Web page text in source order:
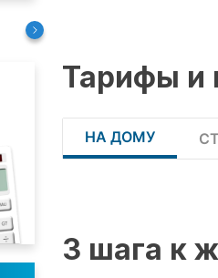
Тарифы и
НА ДОМУ
3 шага к